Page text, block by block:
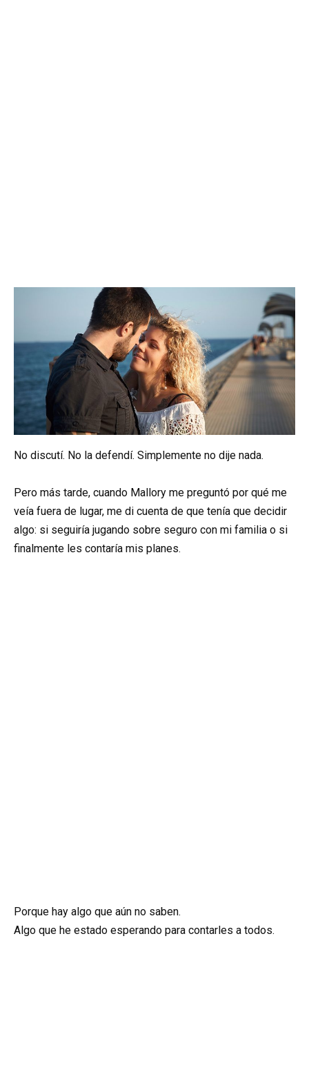
No discutí. No la defendí. Simplemente no dije nada.
Pero más tarde, cuando Mallory me preguntó por qué me
veía fuera de lugar, me di cuenta de que tenía que decidir
algo: si seguiría jugando sobre seguro con mi familia o si
finalmente les contaría mis planes.
Porque hay algo que aún no saben.
Algo que he estado esperando para contarles a todos.